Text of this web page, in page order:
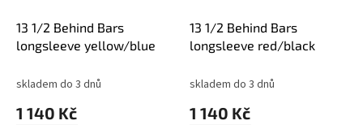
13 1/2 Behind Bars
longsleeve yellow/blue
skladem do 3 dnů
1 140 Kč
13 1/2 Behind Bars
longsleeve red/black
skladem do 3 dnů
1 140 Kč